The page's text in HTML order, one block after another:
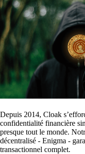
Depuis 2014, Cloak
confidentialité financière
presque tout le monde.
décentralisé - Enigma -
transactionnel complet.